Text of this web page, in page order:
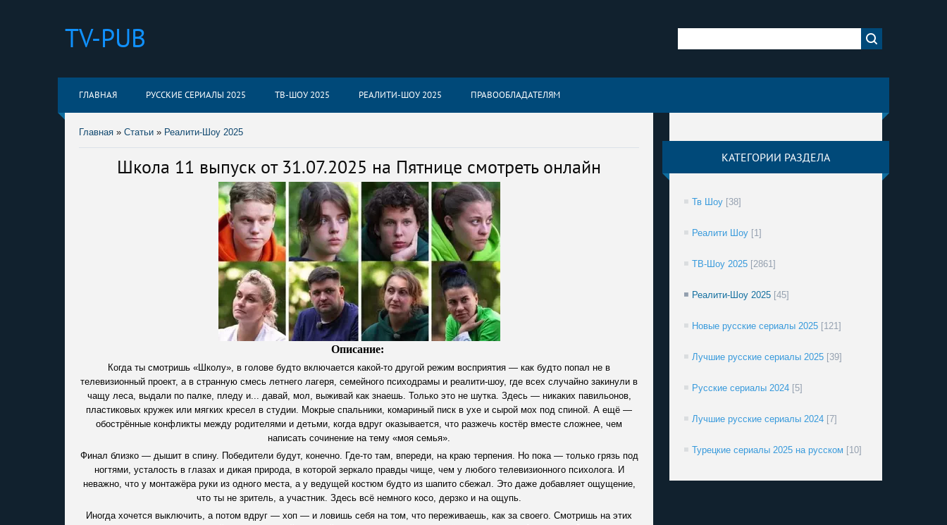
TV-PUB
ГЛАВНАЯ РУССКИЕ СЕРИАЛЫ 2025 ТВ-ШОУ 2025 РЕАЛИТИ-ШОУ 2025 ПРАВООБЛАДАТЕЛЯМ
Главная » Статьи » Реалити-Шоу 2025
Школа 11 выпуск от 31.07.2025 на Пятнице смотреть онлайн
Описание:
Когда ты смотришь «Школу», в голове будто включается какой-то другой режим восприятия — как будто попал не в
телевизионный проект, а в странную смесь летнего лагеря, семейного психодрамы и реалити-шоу, где всех случайно закинули в
чащу леса, выдали по палке, пледу и... давай, мол, выживай как знаешь. Только это не шутка. Здесь — никаких павильонов,
пластиковых кружек или мягких кресел в студии. Мокрые спальники, комариный писк в ухе и сырой мох под спиной. А ещё —
обострённые конфликты между родителями и детьми, когда вдруг оказывается, что разжечь костёр вместе сложнее, чем
написать сочинение на тему «моя семья».
Финал близко — дышит в спину. Победители будут, конечно. Где-то там, впереди, на краю терпения. Но пока — только грязь под
ногтями, усталость в глазах и дикая природа, в которой зеркало правды чище, чем у любого телевизионного психолога. И
неважно, что у монтажёра руки из одного места, а у ведущей костюм будто из шапито сбежал. Это даже добавляет ощущение,
что ты не зритель, а участник. Здесь всё немного косо, дерзко и на ощупь.
Иногда хочется выключить, а потом вдруг — хоп — и ловишь себя на том, что переживаешь, как за своего. Смотришь на этих
КАТЕГОРИИ РАЗДЕЛА
Тв Шоу [38]
Реалити Шоу [1]
ТВ-Шоу 2025 [2861]
Реалити-Шоу 2025 [45]
Новые русские сериалы 2025 [121]
Лучшие русские сериалы 2025 [39]
Русские сериалы 2024 [5]
Лучшие русские сериалы 2024 [7]
Турецкие сериалы 2025 на русском [10]